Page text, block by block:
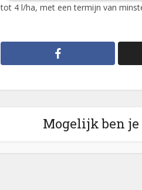
tot 4 l/ha, met een termijn van
Mogelijk ben